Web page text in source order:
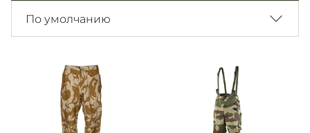
Войти
RU UA
Каталог
Фонари, бинокли и елементы питания
Шевроны, патчи , нашивки
Погоны
По умолчанию